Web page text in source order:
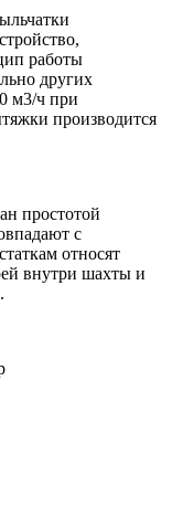
работы
других
м3/ч при
производится
простотой
с
относят
внутри шахты и